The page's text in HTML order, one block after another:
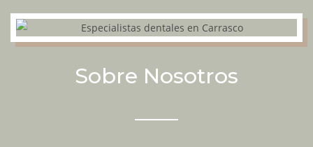
Sobre Nosotros